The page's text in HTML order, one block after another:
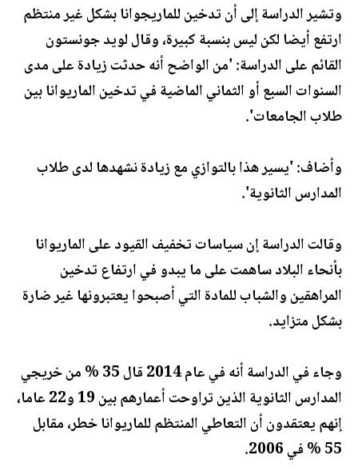
وتشير الدراسة إلى أن تدخين للماريجوانا بشكل غير منتظم
ارتفع أيضا لكن ليس بنسبة كبيرة، وقال لويد جونستون
القائم على الدراسة: 'من الواضح أنه حدثت زيادة على مدى
السنوات السبع أو الثماني الماضية في تدخين الماريوانا بين
طلاب الجامعات'.
وأضاف: 'يسير هذا بالتوازي مع زيادة نشهدها لدى طلاب
المدارس الثانوية'.
وقالت الدراسة إن سياسات تخفيف القيود على الماريوانا
بأنحاء البلاد ساهمت على ما يبدو في ارتفاع تدخين
المراهقين والشباب للمادة التي أصبحوا يعتبرونها غير ضارة
بشكل متزايد.
وجاء في الدراسة أنه في عام 2014 قال 35 % من خريجي
المدارس الثانوية الذين تراوحت أعمارهم بين 19 و22 عاما،
إنهم يعتقدون أن التعاطي المنتظم للماريوانا خطر، مقابل
55 % في 2006.